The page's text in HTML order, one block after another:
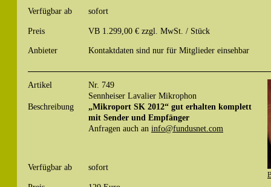
Verfügbar ab
sofort
Preis VB 1.299,00 € zzgl. MwSt. / Stück
Anbieter Kontaktdaten sind nur für Mitglieder einsehbar
Artikel
Nr. 749
Sennheiser Lavalier Mikrophon
Beschreibung
„Mikroport SK 2012“ gut erhalten komplett
mit Sender und Empfänger
Anfragen auch an info@fundusnet.com
Verfügbar ab sofort